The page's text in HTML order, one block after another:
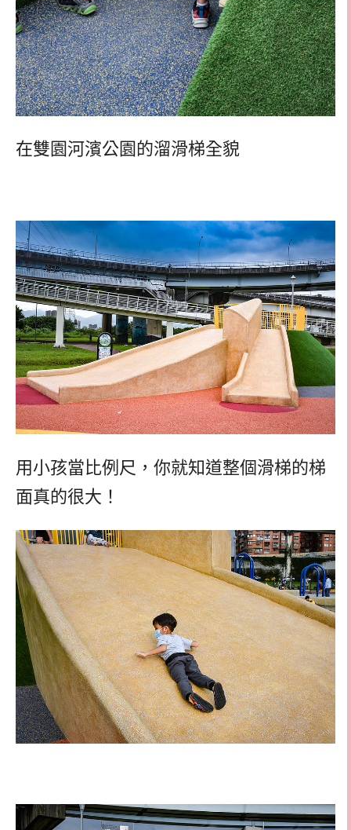
在雙園河濱公園的溜滑梯全貌
用小孩當比例尺，你就知道整個滑梯的梯
面真的很大！